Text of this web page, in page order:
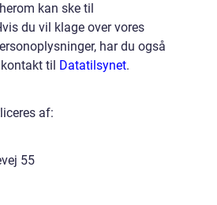
kan ske til
du vil klage over vores
har du også
til Datatilsynet.
af:
55